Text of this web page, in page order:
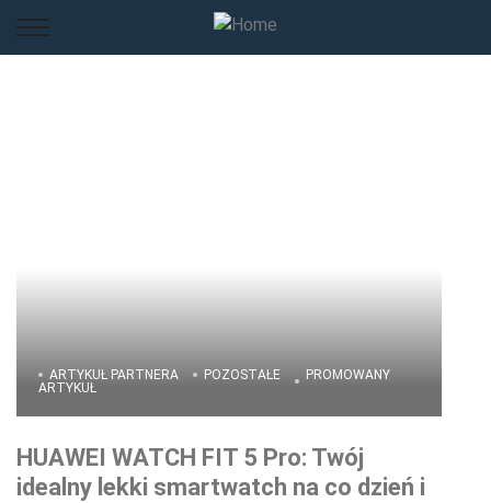
ARTYKUŁ PARTNERA POZOSTAŁE
PROMOWANY
ARTYKUŁ
HUAWEI WATCH FIT 5 Pro: Twój
idealny lekki smartwatch na co dzień i